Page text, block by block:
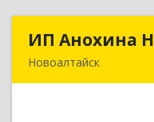
ИП Анохина
Новоалтайск
ИП Анохина